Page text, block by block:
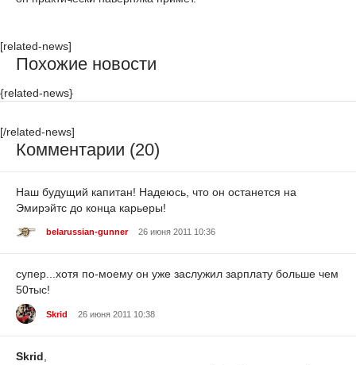
[related-news]
Похожие новости
{related-news}
[/related-news]
Комментарии (20)
Наш будущий капитан! Надеюсь, что он останется на
Эмирэйтс до конца карьеры!
belarussian-gunner 26 июня 2011 10:36
супер...хотя по-моему он уже заслужил зарплату больше чем
50тыс!
Skrid 26 июня 2011 10:38
Skrid,